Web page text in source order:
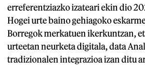
erreferentziazko izateari ekin dio
Hogei urte baino gehiagoko
Borregok merkatuen ikerkuntzan,
urteetan neurketa digitala, data
tradizionalen integrazioa izan ditu